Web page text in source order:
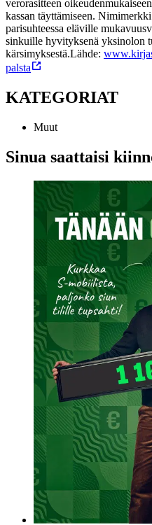
verorasitteen
kassan täyttämiseen.
parisuhteessa eläville
sinkuille hyvityksenä yksinolon
kärsimyksestä.Lähde:
palsta
KATEGORIAT
Muut
Sinua saattaisi